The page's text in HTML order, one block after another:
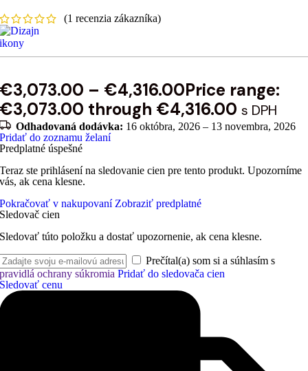
(1 recenzia zákazníka)
€3,073.00 – €4,316.00Price range:
€3,073.00 through €4,316.00 s DPH
Odhadovaná dodávka: 16 októbra, 2026 – 13 novembra, 2026
Pridať do zoznamu želaní
Predplatné úspešné
Teraz ste prihlásení na sledovanie cien pre tento produkt. Upozorníme
vás, ak cena klesne.
Pokračovať v nakupovaní Zobraziť predplatné
Sledovač cien
Sledovať túto položku a dostať upozornenie, ak cena klesne.
Prečítal(a) som si a súhlasím s
pravidlá ochrany súkromia Pridať do sledovača cien
Sledovať cenu